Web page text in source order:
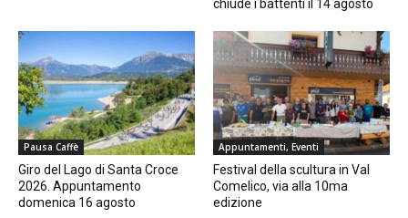
chiude i battenti il 14 agosto
Pausa Caffè
Giro del Lago di Santa Croce
2026. Appuntamento
domenica 16 agosto
Appuntamenti, Eventi
Festival della scultura in Val
Comelico, via alla 10ma
edizione